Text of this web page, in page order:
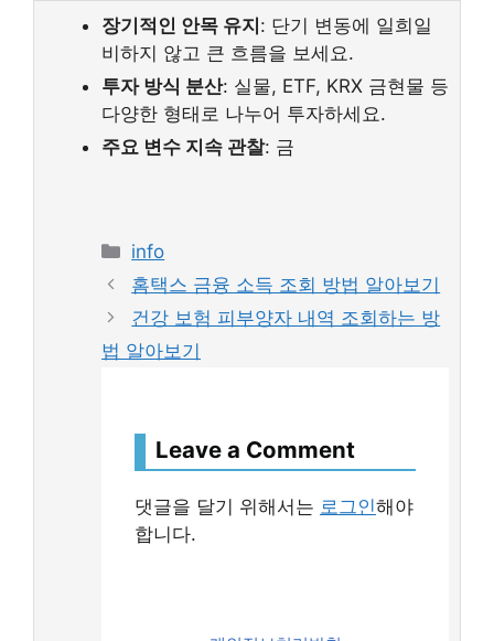
장기적인 안목 유지 : 단기 변동에 일희일
비하지 않고 큰 흐름을 보세요.
투자 방식 분산: 실물, ETF, KRX 금현물 등
다양한 형태로 나누어 투자하세요.
주요 변수 지속 관찰: 금
Categories
info
홈택스 금융 소득 조회 방법 알아보기
건강 보험 피부양자 내역 조회하는 방
법 알아보기
Leave a Comment
댓글을 달기 위해서는 로그인해야
합니다.